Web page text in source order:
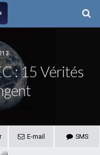
: 15 Vérités
E-mail SMS